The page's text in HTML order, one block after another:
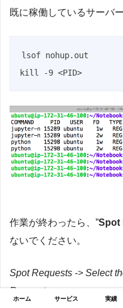
既に稼働しているサーバ
lsof nohup.out
kill -9 <PID>
作業が終わったら、”Spot
ないでください。
Spot Requests -> Select
Request
ホーム サービス 実績